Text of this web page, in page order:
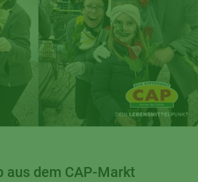
aus dem CAP-Markt